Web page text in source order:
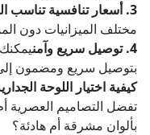
3. أسعار تنافسية تناسب الجميع
مختلف الميزانيات دون
4. توصيل سريع وآمن
بتوصيل سريع ومضمون
كيفية اختيار اللوحة
تفضل التصاميم العصرية
بألوان مشرقة أم هادئة؟